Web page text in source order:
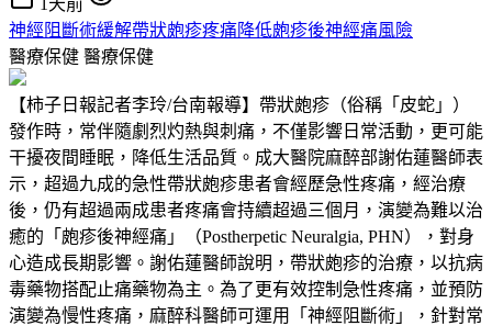
神經阻斷術緩解帶狀皰疹疼痛降低皰疹後神經痛風險
醫療保健 醫療保健
【柿子日報記者李玲/台南報導】帶狀皰疹（俗稱「皮蛇」）
發作時，常伴隨劇烈灼熱與刺痛，不僅影響日常活動，更可能
干擾夜間睡眠，降低生活品質。成大醫院麻醉部謝佑蓮醫師表
示，超過九成的急性帶狀皰疹患者會經歷急性疼痛，經治療
後，仍有超過兩成患者疼痛會持續超過三個月，演變為難以治
癒的「皰疹後神經痛」（Postherpetic Neuralgia, PHN），對身
心造成長期影響。謝佑蓮醫師說明，帶狀皰疹的治療，以抗病
毒藥物搭配止痛藥物為主。為了更有效控制急性疼痛，並預防
演變為慢性疼痛，麻醉科醫師可運用「神經阻斷術」，針對常